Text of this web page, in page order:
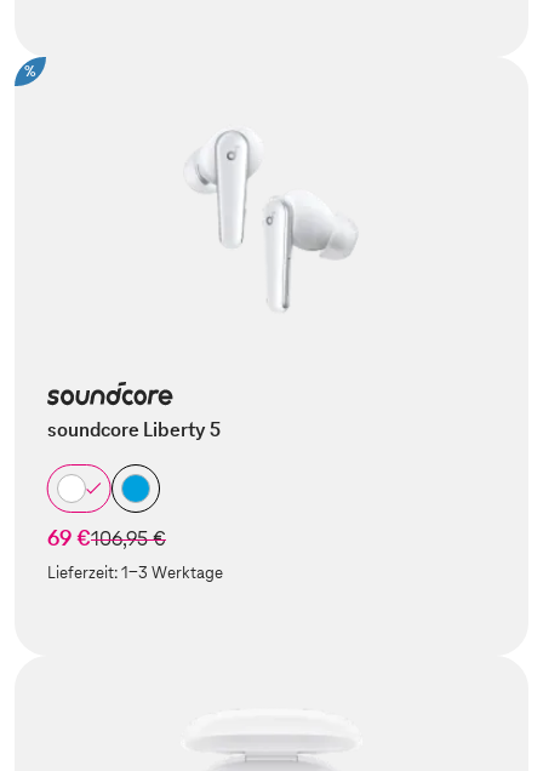
%
soundcore Liberty 5
69 €statt
106,95 €
Lieferzeit:1-3 Werktage